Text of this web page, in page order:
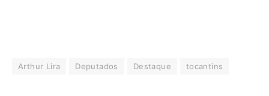
Arthur Lira Deputados Destaque tocantins